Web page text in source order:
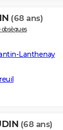
(68 ans)
Lanthenay
(68 ans)